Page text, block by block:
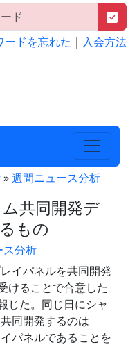
ードを忘れた ｜ 入会方法
»週間ニュース分析
共同開発デ
もの
ス分析
イパネルを共同開発
けることで合意した
じた。同じ日にシャ
同開発するのは
パネルであることを